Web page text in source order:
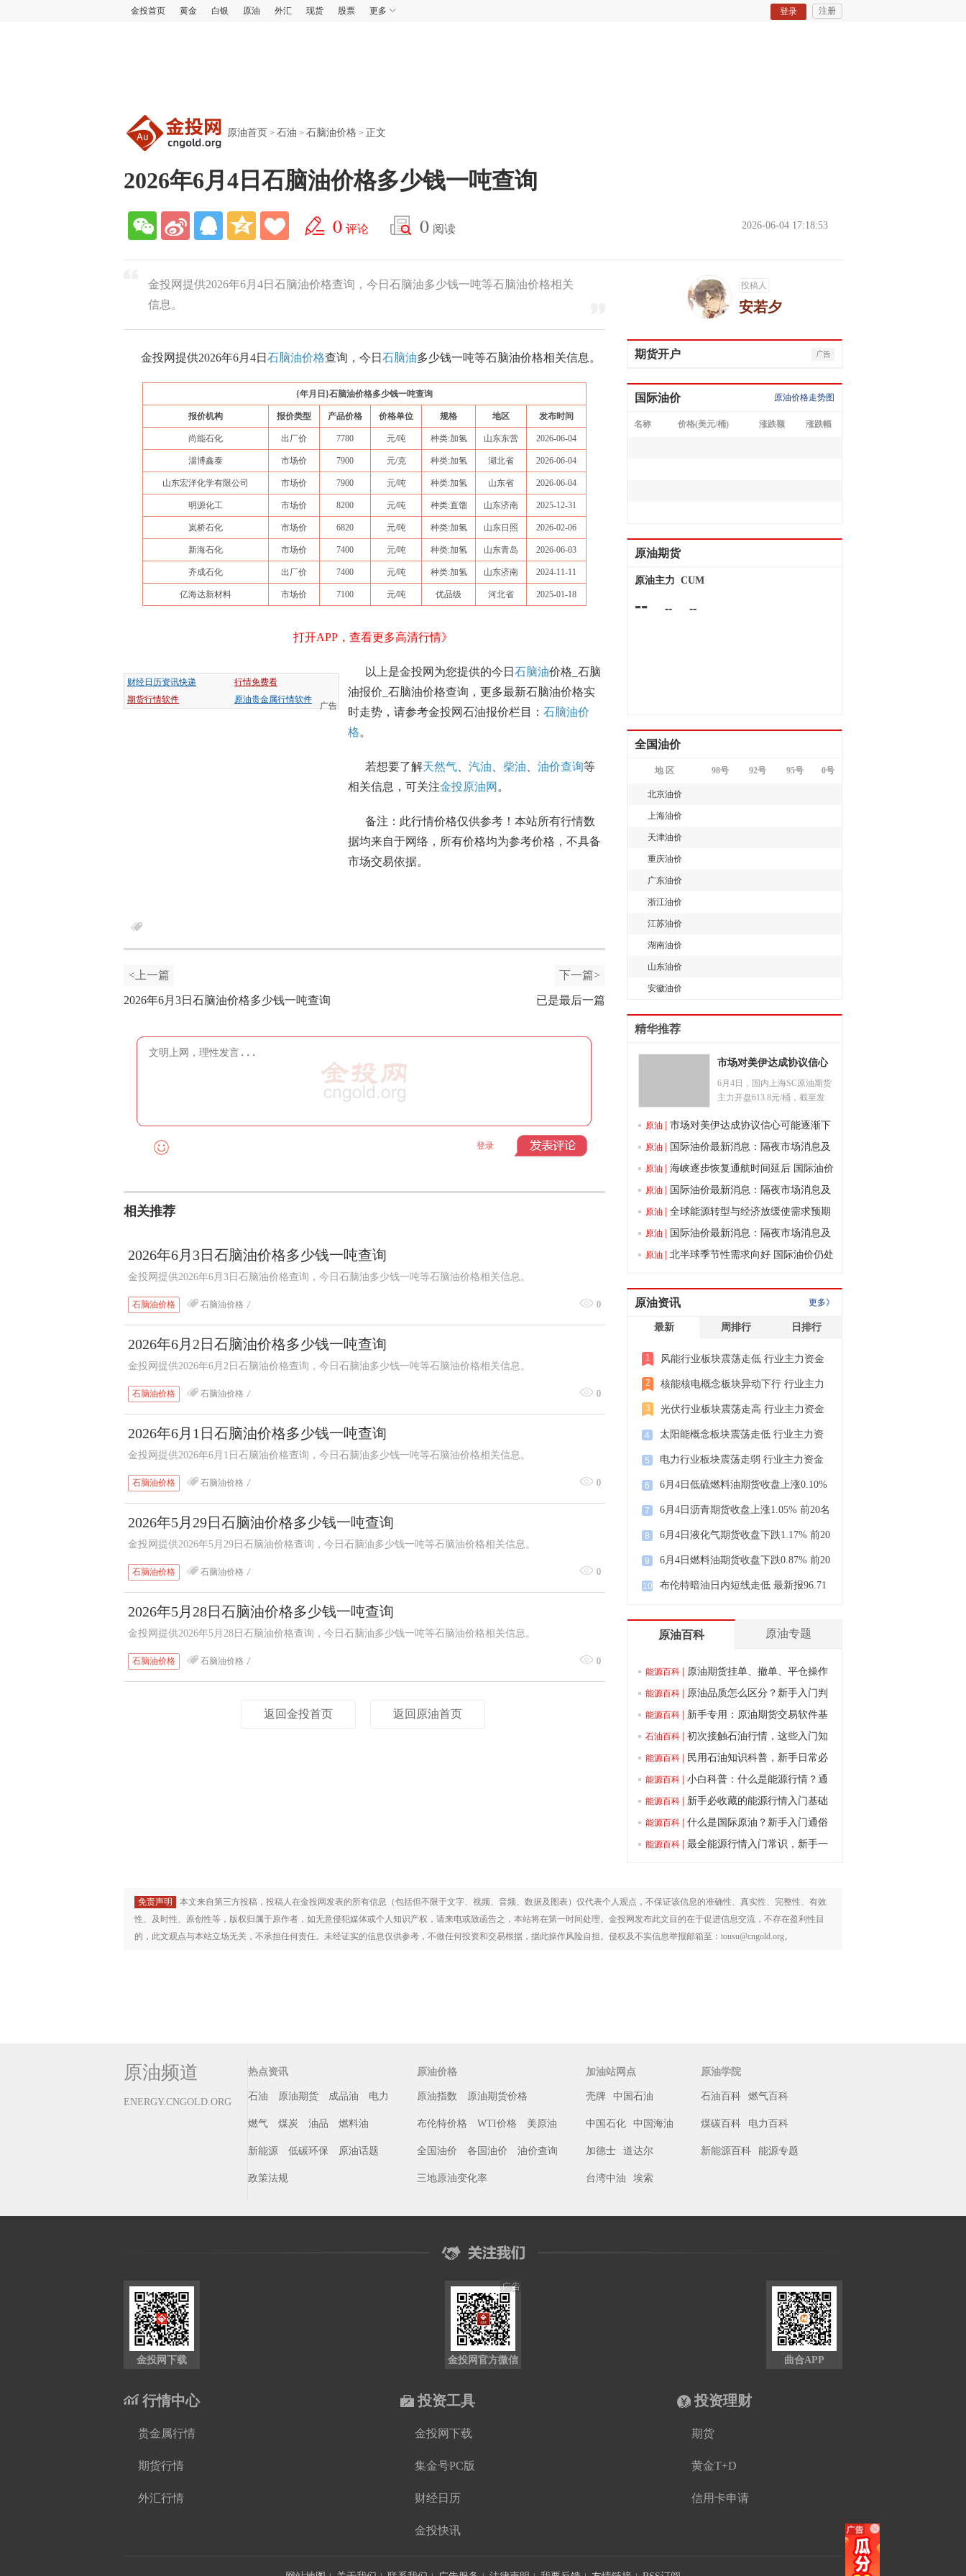
金投首页 黄金 白银 原油 外汇 现货 股票 更多 注册
登录
原油首页 > 石油 > 石脑油价格 > 正文
2026年6月4日石脑油价格多少钱一吨查询
0 评论 0 阅读 2026-06-04 17:18:53
金投网提供2026年6月4日石脑油价格查询，今日石脑油多少钱一吨等石脑油价格相关
信息。
金投网提供2026年6月4日 石脑油价格查询，今日 石脑油多少钱一吨等石脑油价格相关信息。
{年月日}石脑油价格多少钱一吨查询
报价机构 报价类型 产品价格 价格单位 规格 地区 发布时间
尚能石化 出厂价 7780 元/吨 种类:加氢 山东东营 2026-06-04
淄博鑫泰 市场价 7900 元/克 种类:加氢 湖北省 2026-06-04
山东宏洋化学有限公司 市场价 7900 元/吨 种类:加氢 山东省 2026-06-04
明源化工 市场价 8200 元/吨 种类:直馏 山东济南 2025-12-31
岚桥石化 市场价 6820 元/吨 种类:加氢 山东日照 2026-02-06
新海石化 市场价 7400 元/吨 种类:加氢 山东青岛 2026-06-03
齐成石化 出厂价 7400 元/吨 种类:加氢 山东济南 2024-11-11
亿海达新材料 市场价 7100 元/吨 优品级 河北省 2025-01-18
打开APP，查看更多高清行情》
广告
财经日历资讯快递
行情免费看
期货行情软件
原油贵金属行情软件
以上是金投网为您提供的今日 石脑油价格_石脑
油报价_石脑油价格查询，更多最新石脑油价格实
时走势，请参考金投网石油报价栏目： 石脑油价
格。
若想要了解天然气 汽油 柴油 油价查询等
相关信息，可关注金投原油网 。
备注：此行情价格仅供参考！本站所有行情数
据均来自于网络，所有价格均为参考价格，不具备
市场交易依据。
<上一篇
2026年6月3日石脑油价格多少钱一吨查询
下一篇>
已是最后一篇
登录
相关推荐
2026年6月3日石脑油价格多少钱一吨查询
金投网提供2026年6月3日石脑油价格查询，今日石脑油多少钱一吨等石脑油价格相关信息。
石脑油价格 石脑油价格 0
2026年6月2日石脑油价格多少钱一吨查询
金投网提供2026年6月2日石脑油价格查询，今日石脑油多少钱一吨等石脑油价格相关信息。
石脑油价格 石脑油价格 0
2026年6月1日石脑油价格多少钱一吨查询
金投网提供2026年6月1日石脑油价格查询，今日石脑油多少钱一吨等石脑油价格相关信息。
石脑油价格 石脑油价格 0
2026年5月29日石脑油价格多少钱一吨查询
金投网提供2026年5月29日石脑油价格查询，今日石脑油多少钱一吨等石脑油价格相关信息。
石脑油价格 石脑油价格 0
2026年5月28日石脑油价格多少钱一吨查询
金投网提供2026年5月28日石脑油价格查询，今日石脑油多少钱一吨等石脑油价格相关信息。
石脑油价格 石脑油价格 0
返回金投首页 返回原油首页
投稿人
安若夕
期货开户
国际油价 原油价格走势图
名称 价格(美元/桶) 涨跌额 涨跌幅
原油期货
原油主力 CUM
-- -- --
全国油价
地 区 98号 92号 95号 0号
北京油价
上海油价
天津油价
重庆油价
广东油价
浙江油价
江苏油价
湖南油价
山东油价
安徽油价
精华推荐
市场对美伊达成协议信心
可能逐渐下降 国际油价温
和上涨
6月4日，国内上海SC原油期货
主力开盘613.8元/桶，截至发
桶，盘中最高触及614.0元/桶，
最低下探至602.6元/桶。[ 详情]
原油
市场对美伊达成协议信心可能逐渐下
降 国际油价温和上涨
原油
国际油价最新消息：隔夜市场消息及
数据汇总
原油
海峡逐步恢复通航时间延后 国际油价
逐步转为偏强震荡
原油
国际油价最新消息：隔夜市场消息及
数据汇总
原油
全球能源转型与经济放缓使需求预期
持续走弱 国际油价震荡走低
原油
国际油价最新消息：隔夜市场消息及
数据汇总
原油
北半球季节性需求向好 国际油价仍处
原油资讯 更多》
最新 周排行 日排行
1
风能行业板块震荡走低 行业主力资金
2
核能核电概念板块异动下行 行业主力
3
光伏行业板块震荡走高 行业主力资金
4
太阳能概念板块震荡走低 行业主力资
5
电力行业板块震荡走弱 行业主力资金
6
6月4日低硫燃料油期货收盘上涨0.10%
7
6月4日沥青期货收盘上涨1.05% 前20名
8
6月4日液化气期货收盘下跌1.17% 前20
9
6月4日燃料油期货收盘下跌0.87% 前20
10
布伦特暗油日内短线走低 最新报96.71
原油百科 原油专题
能源百科
原油期货挂单、撤单、平仓操作
教程，零基础可学
能源百科
原油品质怎么区分？新手入门判
断技巧
能源百科
新手专用：原油期货交易软件基
础使用教程
石油百科
初次接触石油行情，这些入门知
识要牢记
能源百科
民用石油知识科普，新手日常必
懂常识
能源百科
小白科普：什么是能源行情？通
俗解读
能源百科
新手必收藏的能源行情入门基础
知识
能源百科
什么是国际原油？新手入门通俗
解释
能源百科
最全能源行情入门常识，新手一
免责声明
本文来自第三方投稿，投稿人在金投网发表的所有信息（包括但不限于文字、视频、音频、数据及图表）仅代表个人观点，不保证该信息的准确性、真实性、完整性、有效
性、及时性、原创性等，版权归属于原作者，如无意侵犯媒体或个人知识产权，请来电或致函告之，本站将在第一时间处理。金投网发布此文目的在于促进信息交流，不存在盈利性目
的，此文观点与本站立场无关，不承担任何责任。未经证实的信息仅供参考，不做任何投资和交易根据，据此操作风险自担。侵权及不实信息举报邮箱至：tousu@cngold.org。
原油频道
ENERGY.CNGOLD.ORG
热点资讯
石油 原油期货 成品油 电力
燃气 煤炭 油品 燃料油
新能源 低碳环保 原油话题
政策法规
原油价格
原油指数 原油期货价格
布伦特价格 WTI价格 美原油
全国油价 各国油价 油价查询
三地原油变化率
加油站网点
壳牌 中国石油
中国石化 中国海油
加德士 道达尔
台湾中油 埃索
原油学院
石油百科 燃气百科
煤碳百科 电力百科
新能源百科 能源专题
金投网下载 金投网官方微信 曲合APP
行情中心
贵金属行情
期货行情
外汇行情
投资工具
金投网下载
集金号PC版
财经日历
金投快讯
投资理财
期货
黄金T+D
信用卡申请